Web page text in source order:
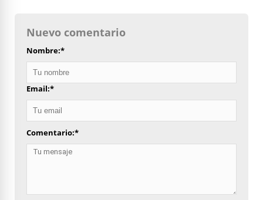
Nuevo comentario
Nombre:*
Email:*
Comentario:*